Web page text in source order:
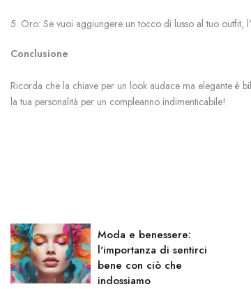
5. Oro: Se vuoi aggiungere un tocco di lusso al tuo outfit,
Conclusione
Ricorda che la chiave per un look audace ma elegante è
la tua personalità per un compleanno indimenticabile!
Moda e benessere:
l'importanza di sentirci
bene con ciò che
indossiamo